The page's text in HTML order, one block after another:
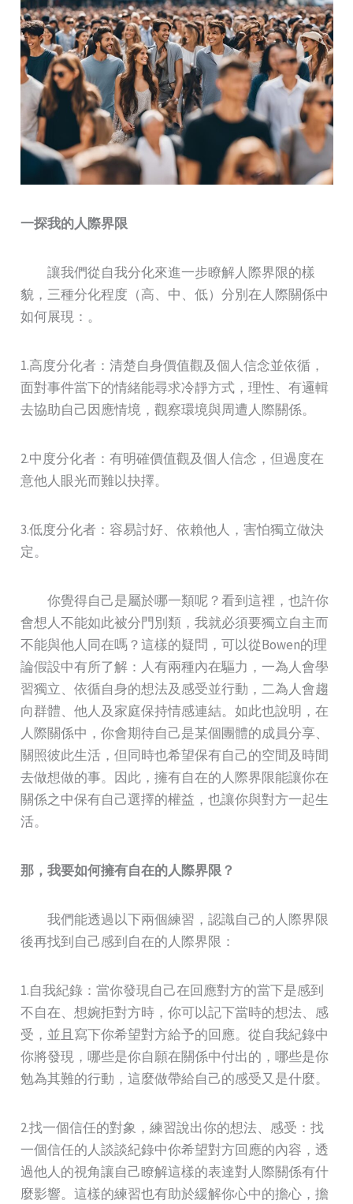
一探我的人際界限
讓我們從自我分化來進一步瞭解人際界限的樣
貌，三種分化程度（高、中、低）分別在人際關係中
如何展現：。
1.高度分化者：清楚自身價值觀及個人信念並依循，
面對事件當下的情緒能尋求冷靜方式，理性、有邏輯
去協助自己因應情境，觀察環境與周遭人際關係。
2.中度分化者：有明確價值觀及個人信念，但過度在
意他人眼光而難以抉擇。
3.低度分化者：容易討好、依賴他人，害怕獨立做決
定。
你覺得自己是屬於哪一類呢？看到這裡，也許你
會想人不能如此被分門別類，我就必須要獨立自主而
不能與他人同在嗎？這樣的疑問，可以從Bowen的理
論假設中有所了解：人有兩種內在驅力，一為人會學
習獨立、依循自身的想法及感受並行動，二為人會趨
向群體、他人及家庭保持情感連結。如此也說明，在
人際關係中，你會期待自己是某個團體的成員分享、
關照彼此生活，但同時也希望保有自己的空間及時間
去做想做的事。因此，擁有自在的人際界限能讓你在
關係之中保有自己選擇的權益，也讓你與對方一起生
活。
那，我要如何擁有自在的人際界限？
我們能透過以下兩個練習，認識自己的人際界限
後再找到自己感到自在的人際界限：
1.自我紀錄：當你發現自己在回應對方的當下是感到
不自在、想婉拒對方時，你可以記下當時的想法、感
受，並且寫下你希望對方給予的回應。從自我紀錄中
你將發現，哪些是你自願在關係中付出的，哪些是你
勉為其難的行動，這麼做帶給自己的感受又是什麼。
2.找一個信任的對象，練習說出你的想法、感受：找
一個信任的人談談紀錄中你希望對方回應的內容，透
過他人的視角讓自己瞭解這樣的表達對人際關係有什
麼影響。這樣的練習也有助於緩解你心中的擔心，擔